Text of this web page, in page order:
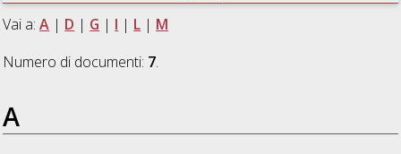
Vai a:A | D | G | I | L | M
Numero di documenti: 7.
A